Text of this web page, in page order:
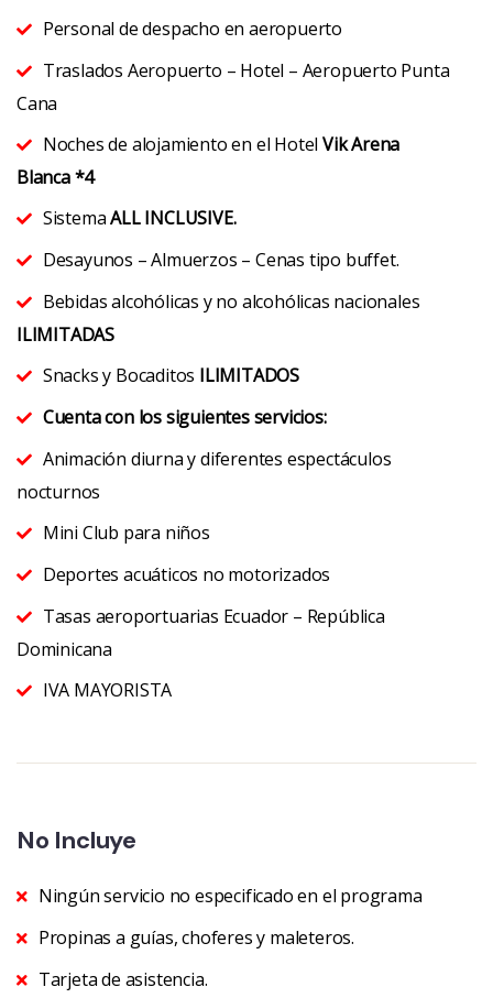
Personal de despacho en aeropuerto
Traslados Aeropuerto – Hotel – Aeropuerto Punta
Cana
Noches de alojamiento en el HotelVik Arena
Blanca *4
SistemaALL INCLUSIVE.
Desayunos – Almuerzos – Cenas tipo buffet.
Bebidas alcohólicas y no alcohólicas nacionales
ILIMITADAS
Snacks y Bocaditos ILIMITADOS
Cuenta con los siguientes servicios:
Animación diurna y diferentes espectáculos
nocturnos
Mini Club para niños
Deportes acuáticos no motorizados
Tasas aeroportuarias Ecuador – República
Dominicana
IVA MAYORISTA
No Incluye
Ningún servicio no especificado en el programa
Propinas a guías, choferes y maleteros.
Tarjeta de asistencia.